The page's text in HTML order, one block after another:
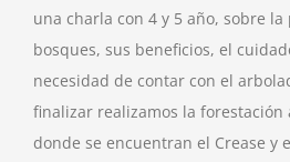
una charla con 4 y 5 año, sobre
bosques, sus beneficios, el
necesidad de contar con el
finalizar realizamos la forestación
donde se encuentran el Crease y